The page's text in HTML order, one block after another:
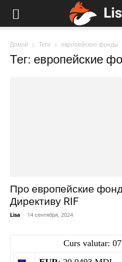
Домой Теги европейские фонды
Тег: европейские
Про европейские
Директиву RIF
Lisa - 14 сентября, 2024
Curs valutar: